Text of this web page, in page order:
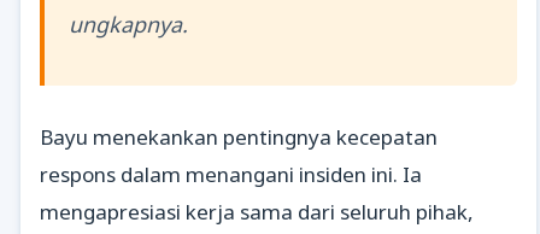
ungkapnya.
Bayu menekankan pentingnya kecepatan
respons dalam menangani insiden ini. Ia
mengapresiasi kerja sama dari seluruh pihak,